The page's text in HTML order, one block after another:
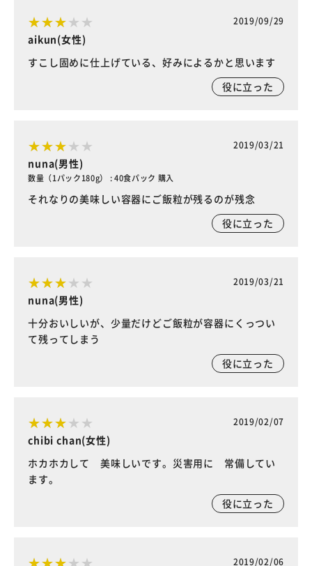
2019/09/29
aikun(女性)
すこし固めに仕上げている、好みによるかと思います
役に立った
2019/03/21
nuna(男性)
数量（1パック180g） : 40食パック 購入
それなりの美味しい容器にご飯粒が残るのが残念
役に立った
2019/03/21
nuna(男性)
十分おいしいが、少量だけどご飯粒が容器にくっつい
て残ってしまう
役に立った
2019/02/07
chibi chan(女性)
ホカホカして 美味しいです。災害用に 常備してい
ます。
役に立った
2019/02/06